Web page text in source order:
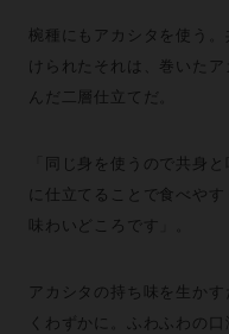
椀種にもアカシタを使う
けられたそれは、巻いた
んだ二層仕立てだ。
「同じ身を使うので共身
に仕立てることで食べや
味わいどころです」。
アカシタの持ち味を生か
くわずかに。ふわふわの